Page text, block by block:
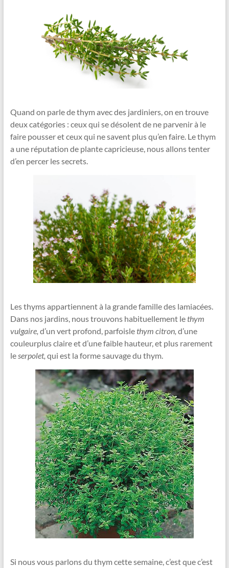
Quand on parle de thym avec des jardiniers, on en trouve
deux catégories : ceux qui se désolent de ne parvenir à le
faire pousser et ceux qui ne savent plus qu’en faire. Le thym
a une réputation de plante capricieuse, nous allons tenter
d’en percer les secrets.
Les thyms appartiennent à la grande famille des lamiacées.
Dans nos jardins, nous trouvons habituellement lethym
vulgaire, d’un vert profond, parfoislethym citron, d’une
couleurplus claire et d’une faible hauteur, et plus rarement
leserpolet, qui est la forme sauvage du thym.
Si nous vous parlons du thym cette semaine, c’est que c’est